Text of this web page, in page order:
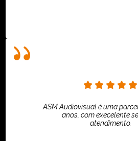
ASM Audiovisual é uma
anos, com execelente
atendimento.